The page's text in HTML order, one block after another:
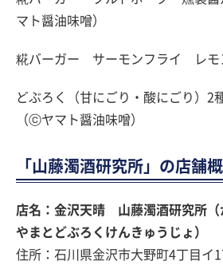
マト醤油味噌）
糀バーガー サーモンフライ レ
どぶろく（甘にごり・酸にごり）
（ⓒヤマト醤油味噌）
「山藤濁酒研究所」の店舗
店名：金沢天晴 山藤濁酒研究所
やまとどぶろくけんきゅうじょ）
住所：石川県金沢市大野町4丁目イ